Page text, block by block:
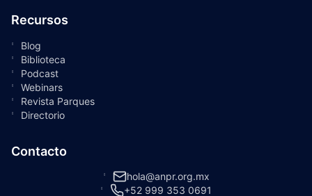
Recursos
Blog
Biblioteca
Podcast
Webinars
Revista Parques
Directorio
Contacto
hola@anpr.org.mx
+52 999 353 0691